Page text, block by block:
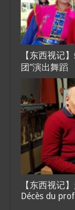
【东西视记
团”演出舞蹈
【东西视记
Décès du